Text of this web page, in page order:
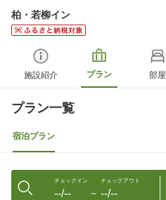
柏・若柳イン
施設紹介 プラン 部屋
プラン一覧
宿泊プラン
チェックイン
--/-- 〜
チェックアウト
--/--